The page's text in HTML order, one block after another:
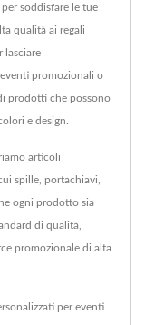
soddisfare le tue
qualità ai regali
lasciare
promozionali o
prodotti che possono
e design.
articoli
spille, portachiavi,
ogni prodotto sia
di qualità,
promozionale di alta
per eventi